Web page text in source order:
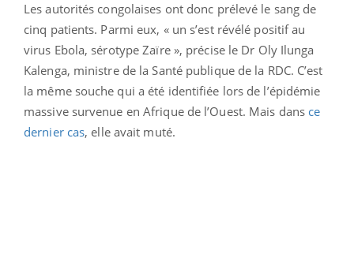
Les autorités congolaises ont donc prélevé le sang de
cinq patients. Parmi eux, « un s’est révélé positif au
virus Ebola, sérotype Zaïre », précise le Dr Oly Ilunga
Kalenga, ministre de la Santé publique de la RDC. C’est
la même souche qui a été identifiée lors de l’épidémie
massive survenue en Afrique de l’Ouest. Mais dans ce
dernier cas, elle avait muté.